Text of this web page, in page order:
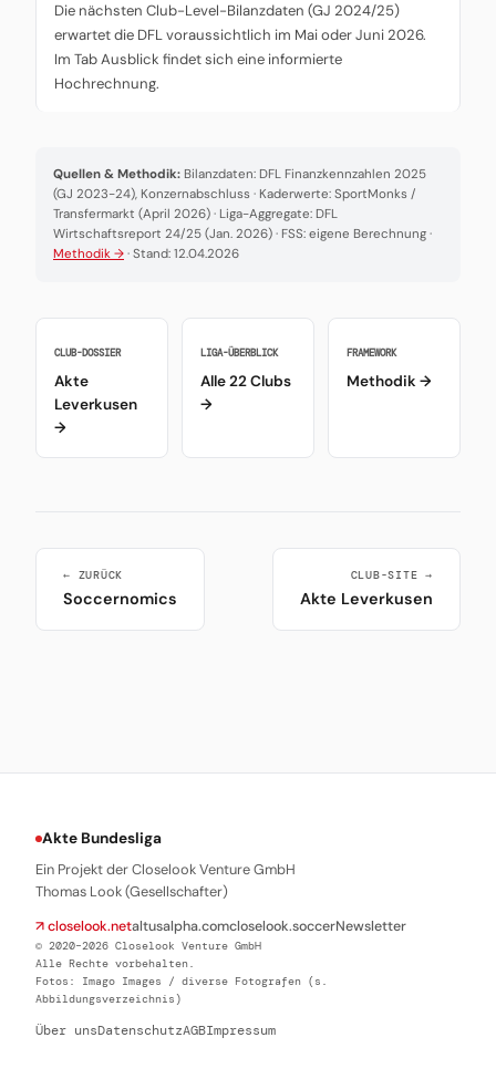
Die nächsten Club-Level-Bilanzdaten (GJ 2024/25)
erwartet die DFL voraussichtlich im Mai oder Juni 2026.
Im Tab Ausblick findet sich eine informierte
Hochrechnung.
Quellen & Methodik: Bilanzdaten: DFL Finanzkennzahlen 2025
(GJ 2023-24), Konzernabschluss · Kaderwerte: SportMonks /
Transfermarkt (April 2026) · Liga-Aggregate: DFL
Wirtschaftsreport 24/25 (Jan. 2026) · FSS: eigene Berechnung ·
Methodik → · Stand: 12.04.2026
CLUB-DOSSIER
Akte
Leverkusen
→
LIGA-ÜBERBLICK
Alle 22 Clubs
→
FRAMEWORK
Methodik →
← ZURÜCK
Soccernomics
CLUB-SITE →
Akte Leverkusen
Akte Bundesliga
Ein Projekt der Closelook Venture GmbH
Thomas Look (Gesellschafter)
↗ closelook.netaltusalpha.comcloselook.soccerNewsletter
© 2020–2026 Closelook Venture GmbH
Alle Rechte vorbehalten.
Fotos: Imago Images / diverse Fotografen (s.
Abbildungsverzeichnis)
Über unsDatenschutzAGBImpressum